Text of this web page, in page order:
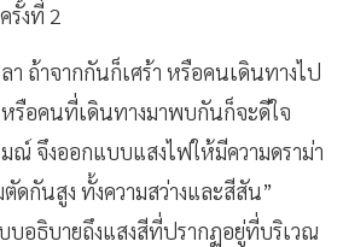
รั้งที่ 2
า ถ้าจากกันก็เศร้า หรือคนเดินทางไป
รือคนที่เดินทางมาพบกันก็จะดีใจ
ณ์ จึงออกแบบแสงไฟให้มีความดราม่า
ดกันสูง ทั้งความสว่างและสีสัน”
อธิบายถึงแสงสีที่ปรากฏอยู่ที่บริเวณ